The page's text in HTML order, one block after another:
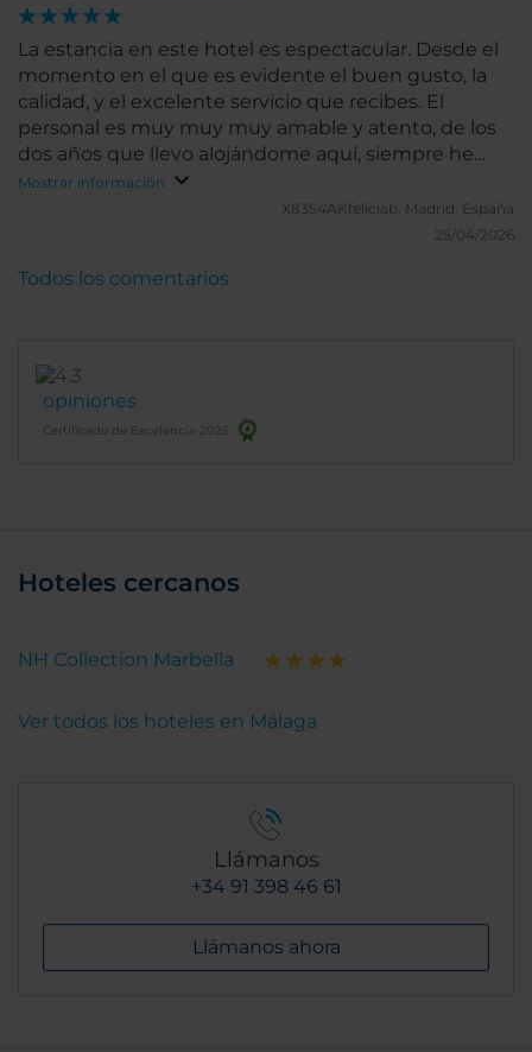
La estancia en este hotel es espectacular. Desde el
momento en el que es evidente el buen gusto, la
calidad, y el excelente servicio que recibes. El
personal es muy muy muy amable y atento, de los
dos años que llevo alojándome aquí, siempre he
tenido una experiencia muy agradable. La
localización es inmejorable ya que en 5 minutos
andando estás en el centro, y en 10-15, en el puerto.
y nunca escucharás ruido de la ciudad de fuera. Las
verdaderamente premium. Y el desayuno, el mejor
de mi vida, cada vez que voy jamás me planteo
desayunar en cualquier otra parte. El buffet tiene
decenas de opciones; además de lo que te pueden
Mostrar información
X8354AKfeliciab. Madrid, España
25/04/2026
opiniones
Certificado de Excelencia 2025
Todos los comentarios
Hoteles cercanos
NH Collection Marbella
Ver todos los hoteles en Málaga
Llámanos
+34 91 398 46 61
Llámanos ahora